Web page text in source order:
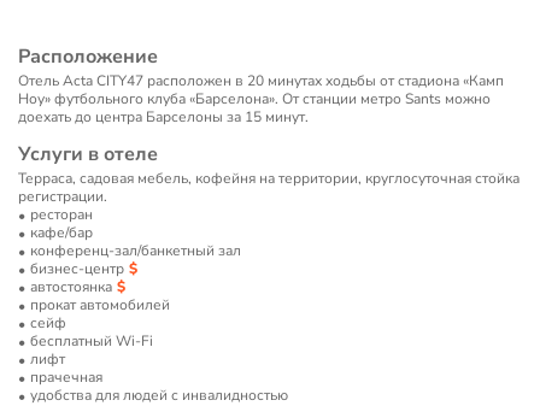
Расположение
Отель Acta CITY47 расположен в 20 минутах ходьбы от стадиона «Камп
Ноу» футбольного клуба «Барселона». От станции метро Sants можно
доехать до центра Барселоны за 15 минут.
Услуги в отеле
Терраса, садовая мебель, кофейня на территории, круглосуточная стойка
регистрации.
ресторан
кафе/бар
конференц-зал/банкетный зал
бизнес-центр
автостоянка
прокат автомобилей
сейф
бесплатный Wi-Fi
лифт
прачечная
удобства для людей с инвалидностью